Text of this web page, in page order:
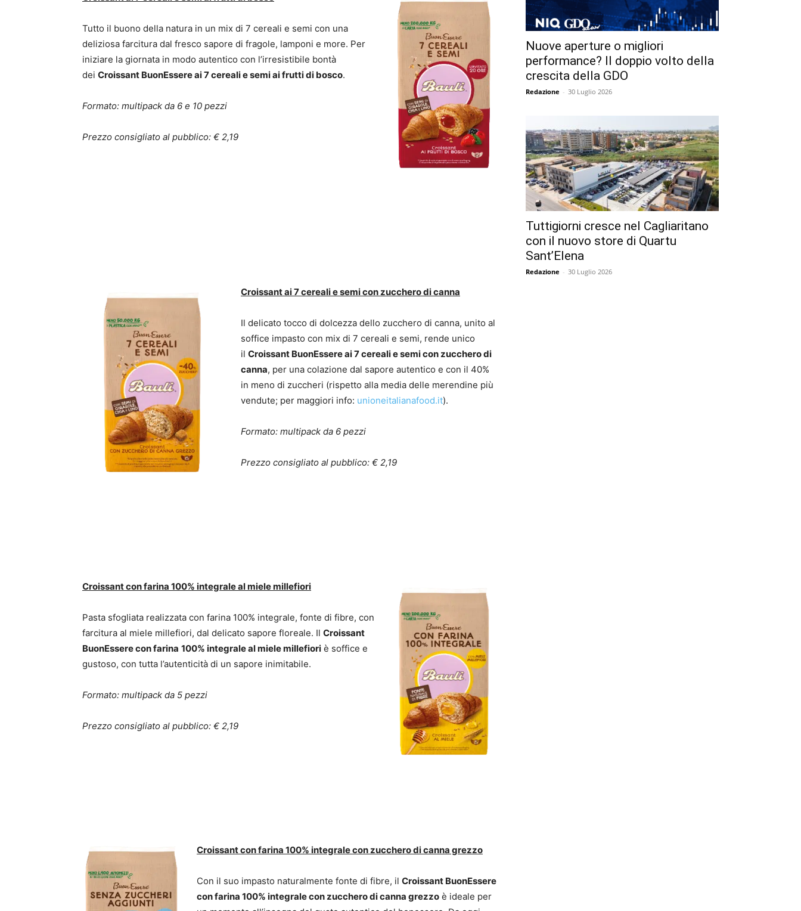
Tutto il buono della natura in un mix di 7 cereali e semi con una
deliziosa farcitura dal fresco sapore di fragole, lamponi e more. Per
iniziare la giornata in modo autentico con l’irresistibile bontà
dei Croissant BuonEssere ai 7 cereali e semi ai frutti di bosco.
Formato: multipack da 6 e 10 pezzi
Prezzo consigliato al pubblico: € 2,19
Croissant ai 7 cereali e semi con zucchero di canna
Il delicato tocco di dolcezza dello zucchero di canna, unito al
soffice impasto con mix di 7 cereali e semi, rende unico
il Croissant BuonEssere ai 7 cereali e semi con zucchero di
canna, per una colazione dal sapore autentico e con il 40%
in meno di zuccheri (rispetto alla media delle merendine più
vendute; per maggiori info: unioneitalianafood.it).
Formato: multipack da 6 pezzi
Prezzo consigliato al pubblico: € 2,19
Croissant con farina 100% integrale al miele millefiori
Pasta sfogliata realizzata con farina 100% integrale, fonte di fibre, con
farcitura al miele millefiori, dal delicato sapore floreale. Il Croissant
BuonEssere con farina 100% integrale al miele millefiori è soffice e
gustoso, con tutta l’autenticità di un sapore inimitabile.
Formato: multipack da 5 pezzi
Prezzo consigliato al pubblico: € 2,19
Croissant con farina 100% integrale con zucchero di canna grezzo
Con il suo impasto naturalmente fonte di fibre, il Croissant BuonEssere
con farina 100% integrale con zucchero di canna grezzo è ideale per
Nuove aperture o migliori
performance? Il doppio volto della
crescita della GDO
Redazione - 30 Luglio 2026
Tuttigiorni cresce nel Cagliaritano
con il nuovo store di Quartu
Sant’Elena
Redazione - 30 Luglio 2026